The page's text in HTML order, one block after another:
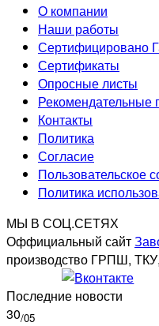
О компании
Наши работы
Сертифицировано
Сертификаты
Опросные листы
Рекомендательные
Контакты
Политика
Согласие
Пользовательское
Политика
МЫ В СОЦ.СЕТЯХ
Оффициальный сайт
производство ГРПШ,
Последние новости
30/05